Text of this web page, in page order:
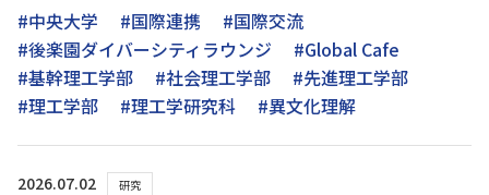
#中央大学
#国際連携
#国際交流
#後楽園ダイバーシティラウンジ
#Global Cafe
#基幹理工学部
#社会理工学部
#先進理工学部
#理工学部
#理工学研究科 #異文化理解
2026.07.02 研究